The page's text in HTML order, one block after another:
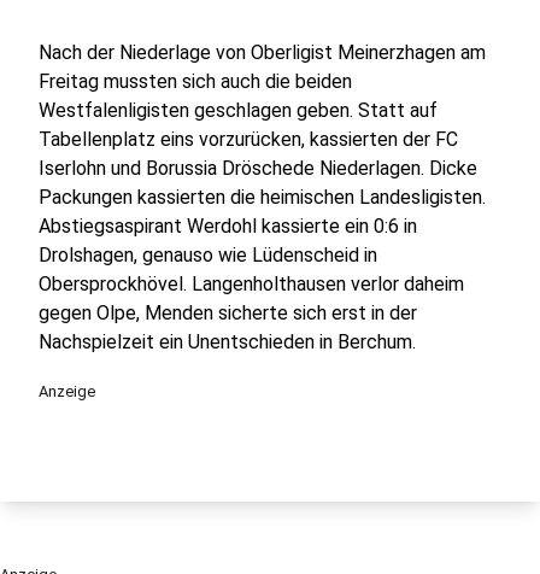
Nach der Niederlage von Oberligist Meinerzhagen am
Freitag mussten sich auch die beiden
Westfalenligisten geschlagen geben. Statt auf
Tabellenplatz eins vorzurücken, kassierten der FC
Iserlohn und Borussia Dröschede Niederlagen. Dicke
Packungen kassierten die heimischen Landesligisten.
Abstiegsaspirant Werdohl kassierte ein 0:6 in
Drolshagen, genauso wie Lüdenscheid in
Obersprockhövel. Langenholthausen verlor daheim
gegen Olpe, Menden sicherte sich erst in der
Nachspielzeit ein Unentschieden in Berchum.
Anzeige